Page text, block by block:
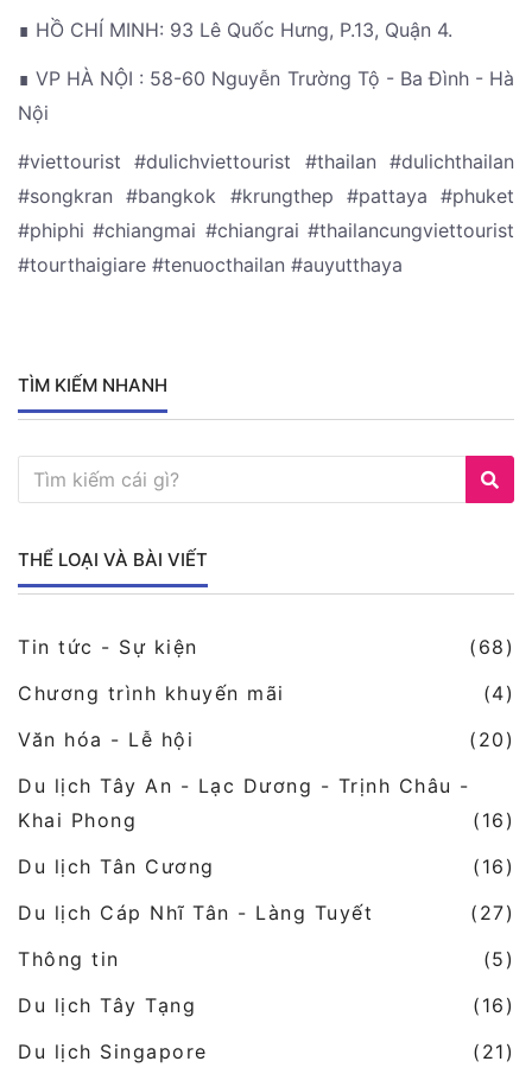
∎ HỒ CHÍ MINH: 93 Lê Quốc Hưng, P.13, Quận 4.
∎ VP HÀ NỘI : 58-60 Nguyễn Trường Tộ - Ba Đình - Hà
Nội
#viettourist #dulichviettourist #thailan #dulichthailan
#songkran #bangkok #krungthep #pattaya #phuket
#phiphi #chiangmai #chiangrai #thailancungviettourist
#tourthaigiare #tenuocthailan #auyutthaya
TÌM KIẾM NHANH
THỂ LOẠI VÀ BÀI VIẾT
Tin tức - Sự kiện
(68)
Chương trình khuyến mãi
(4)
Văn hóa - Lễ hội
(20)
Du lịch Tây An - Lạc Dương - Trịnh Châu -
Khai Phong
(16)
Du lịch Tân Cương
(16)
Du lịch Cáp Nhĩ Tân - Làng Tuyết
(27)
Thông tin
(5)
Du lịch Tây Tạng
(16)
Du lịch Singapore
(21)